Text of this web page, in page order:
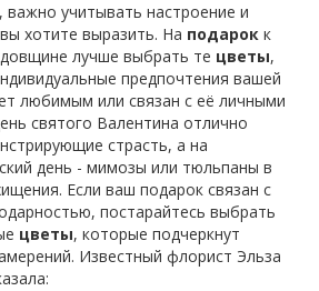
важно учитывать настроение и
хотите выразить. На подарок к
лучше выбрать те цветы,
предпочтения вашей
любимым или связан с её личными
святого Валентина отлично
страсть, а на
день - мимозы или тюльпаны в
Если ваш подарок связан с
постарайтесь выбрать
цветы, которые подчеркнут
Известный флорист Эльза